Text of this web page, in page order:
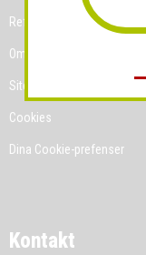
Referenskunder
Om Grossist.se
Sitemap
Cookies
Dina Cookie-prefenser
Kontakt